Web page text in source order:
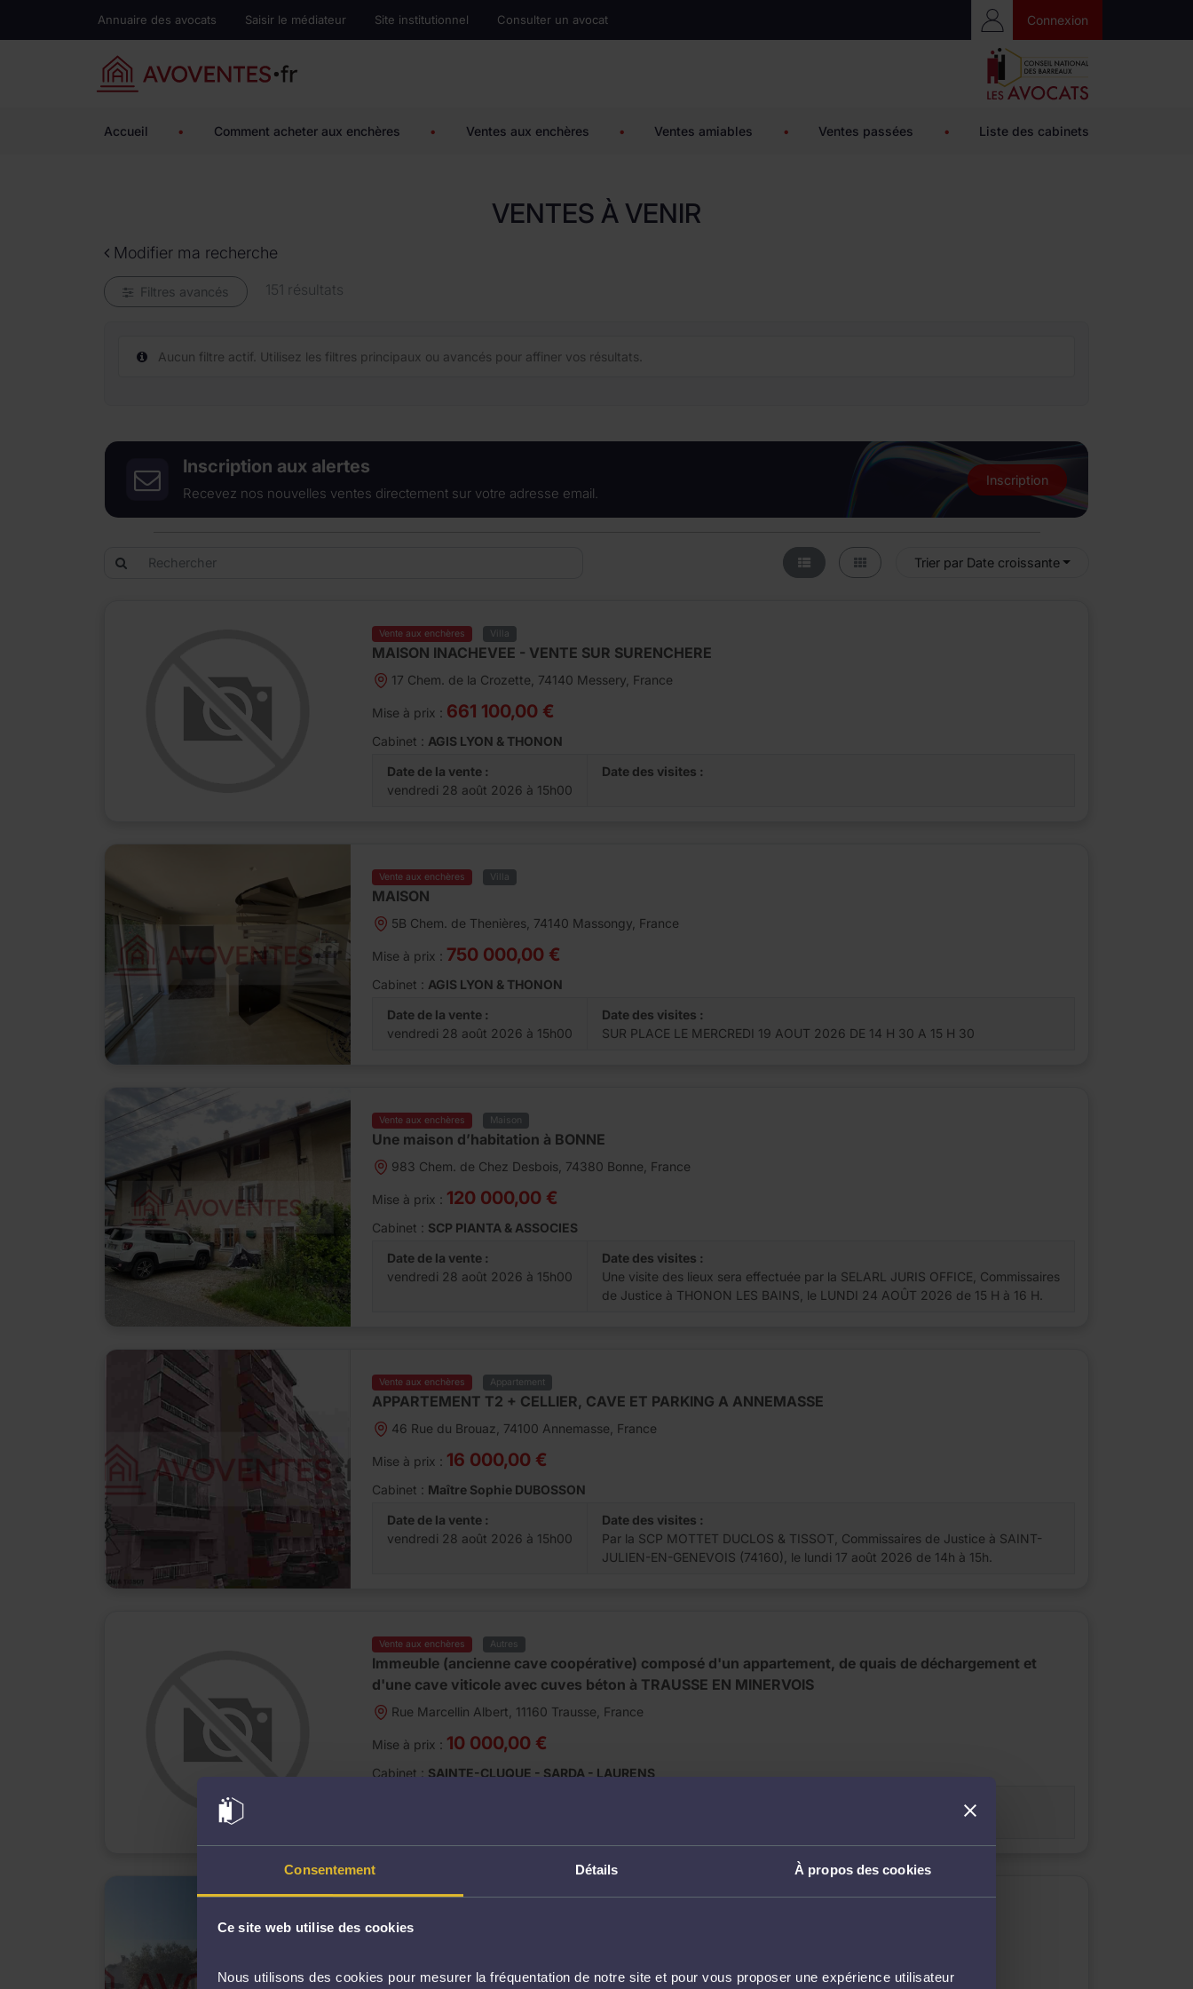
Consentement Détails À propos des cookies
Ce site web utilise des cookies
Nous utilisons des cookies pour mesurer la fréquentation de notre site et pour vous proposer une expérience utilisateur
Annuaire des avocats Saisir le médiateur Site institutionnel Consulter un avocat
Accès Privé
Connexion
Accueil • Comment acheter aux enchères • Ventes aux enchères • Ventes amiables • Ventes passées • Liste des cabinets
VENTES À VENIR
Modifier ma recherche
Filtres avancés 151 résultats
Aucun filtre actif. Utilisez les filtres principaux ou avancés pour affiner vos résultats.
Inscription aux alertes
Recevez nos nouvelles ventes directement sur votre adresse email.
Inscription
Trier par Date croissante
Vente aux enchères Villa
MAISON INACHEVEE - VENTE SUR SURENCHERE
17 Chem. de la Crozette, 74140 Messery, France
Mise à prix : 661 100,00 €
Cabinet : AGIS LYON & THONON
Date de la vente :
vendredi 28 août 2026 à 15h00
Date des visites :
Vente aux enchères Villa
MAISON
5B Chem. de Thenières, 74140 Massongy, France
Mise à prix : 750 000,00 €
Cabinet : AGIS LYON & THONON
Date de la vente :
vendredi 28 août 2026 à 15h00
Date des visites :
SUR PLACE LE MERCREDI 19 AOUT 2026 DE 14 H 30 A 15 H 30
Vente aux enchères Maison
Une maison d’habitation à BONNE
983 Chem. de Chez Desbois, 74380 Bonne, France
Mise à prix : 120 000,00 €
Cabinet : SCP PIANTA & ASSOCIES
Date de la vente :
vendredi 28 août 2026 à 15h00
Date des visites :
Une visite des lieux sera effectuée par la SELARL JURIS OFFICE, Commissaires
de Justice à THONON LES BAINS, le LUNDI 24 AOÛT 2026 de 15 H à 16 H.
Vente aux enchères Appartement
APPARTEMENT T2 + CELLIER, CAVE ET PARKING A ANNEMASSE
46 Rue du Brouaz, 74100 Annemasse, France
Mise à prix : 16 000,00 €
Cabinet : Maître Sophie DUBOSSON
Date de la vente :
vendredi 28 août 2026 à 15h00
Date des visites :
Par la SCP MOTTET DUCLOS & TISSOT, Commissaires de Justice à SAINT-
JULIEN-EN-GENEVOIS (74160), le lundi 17 août 2026 de 14h à 15h.
Vente aux enchères Autres
Immeuble (ancienne cave coopérative) composé d'un appartement, de quais de déchargement et
d'une cave viticole avec cuves béton à TRAUSSE EN MINERVOIS
Rue Marcellin Albert, 11160 Trausse, France
Mise à prix : 10 000,00 €
Cabinet : SAINTE-CLUQUE - SARDA - LAURENS
PAVILLON À HAUTEFONTAINE